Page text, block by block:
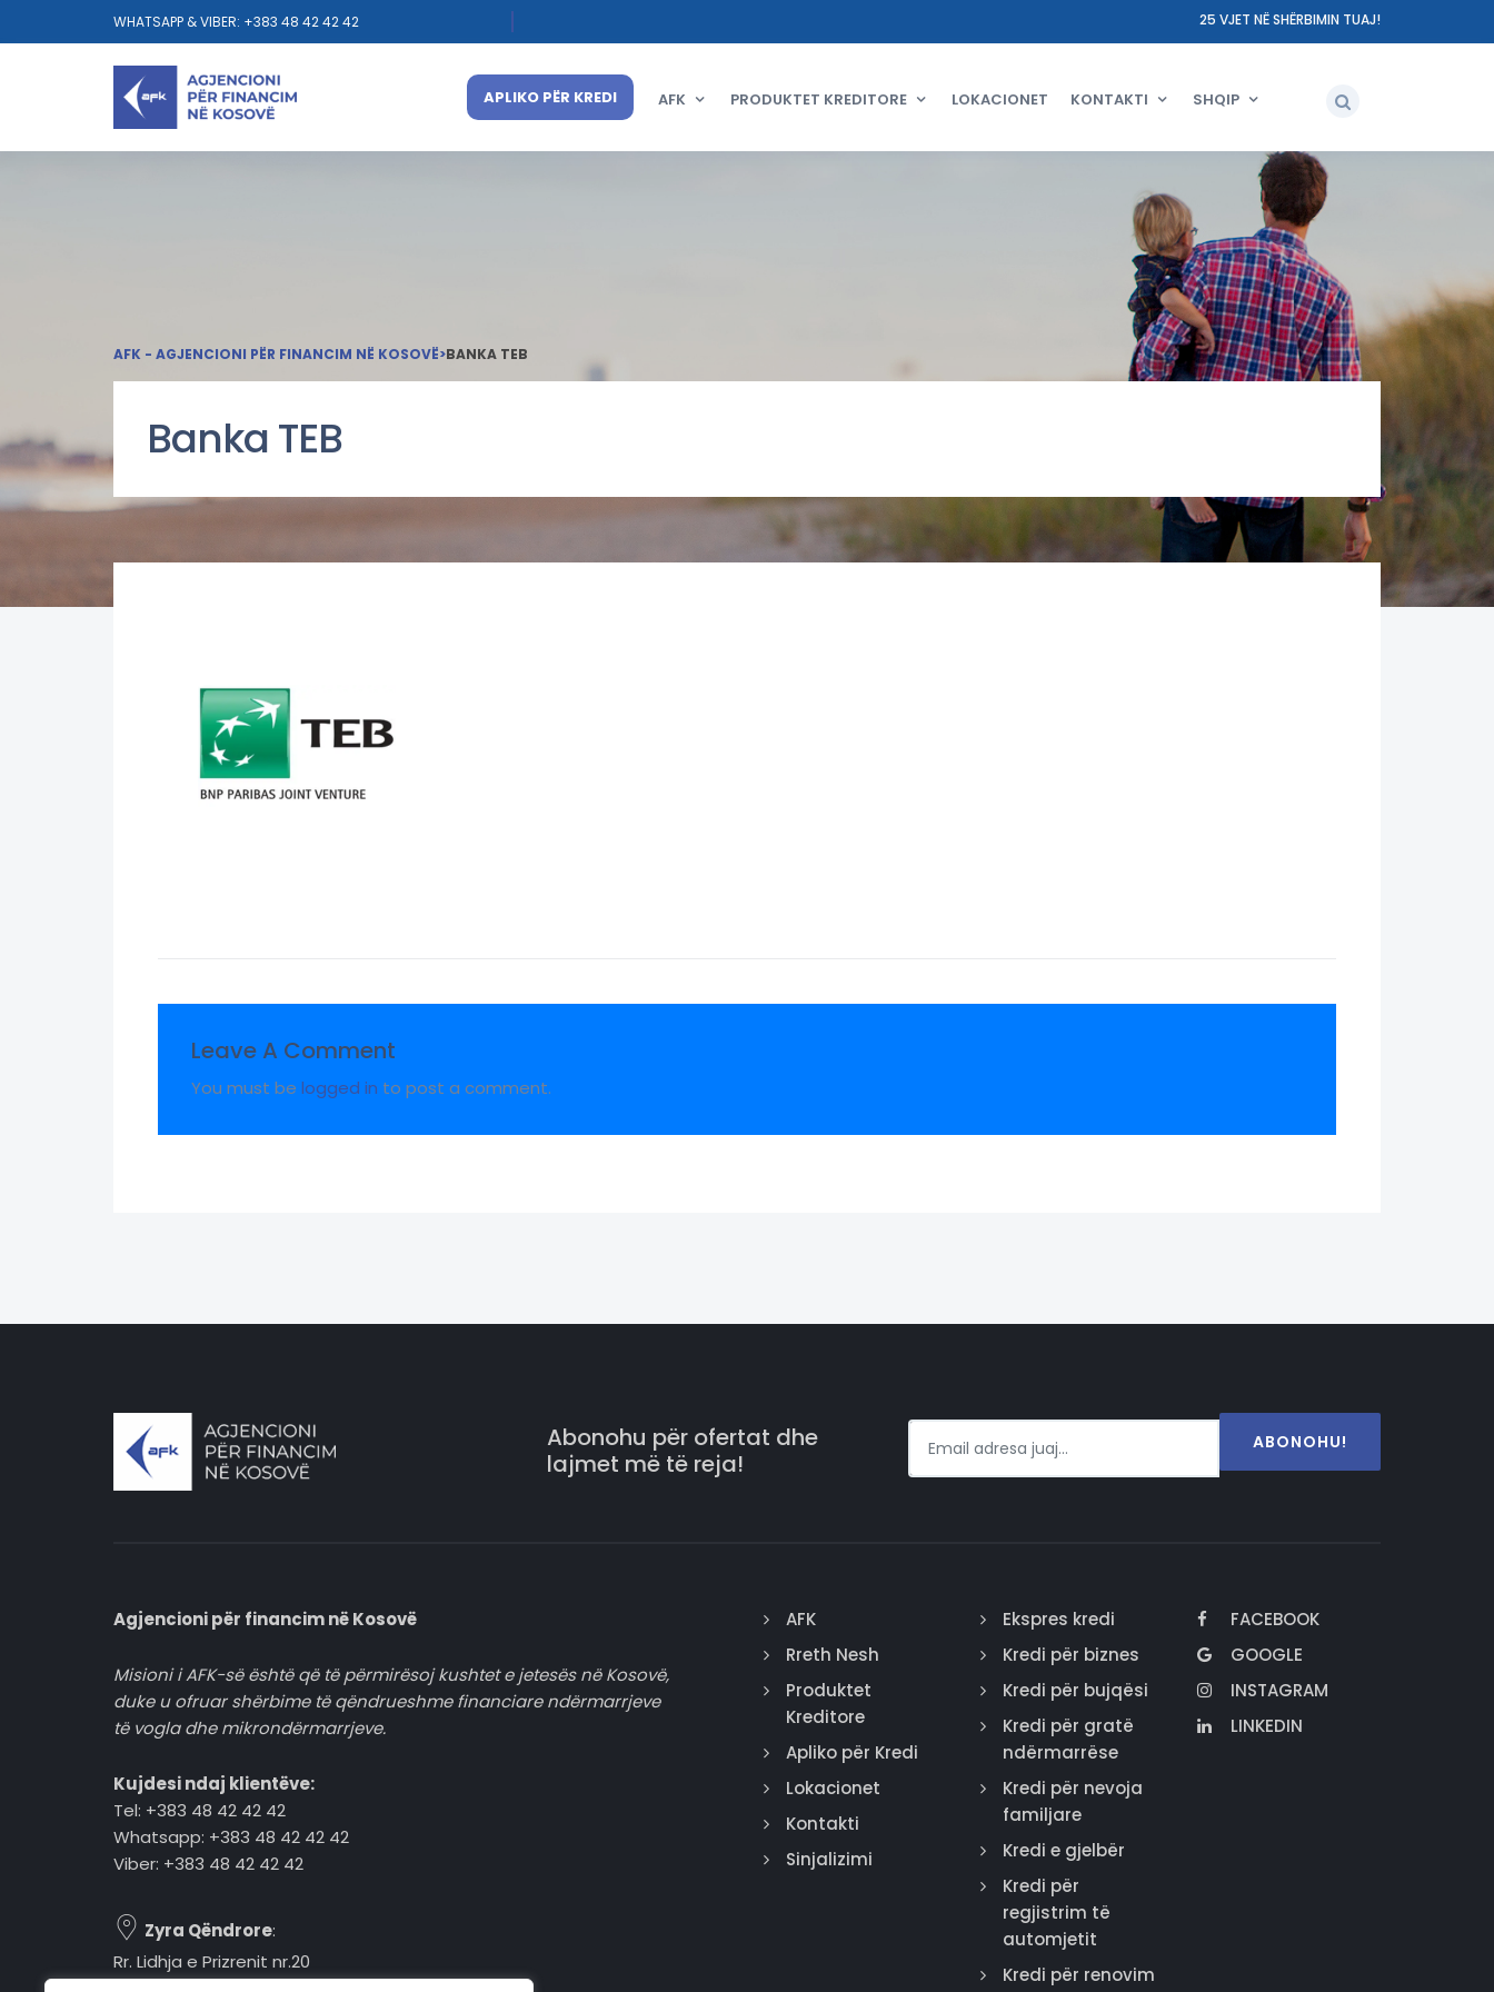
WHATSAPP & VIBER: +383 48 42 42 42 25 VJET NË SHËRBIMIN TUAJ!
APLIKO PËR KREDI AFK PRODUKTET KREDITORE LOKACIONET KONTAKTI SHQIP
AFK - AGJENCIONI PËR FINANCIM NË KOSOVË>BANKA TEB
Banka TEB
Leave A Comment
You must be logged in to post a comment.
Abonohu për ofertat dhe
lajmet më të reja!
ABONOHU!
Agjencioni për financim në Kosovë
Misioni i AFK-së është që të përmirësoj kushtet e jetesës në Kosovë,
duke u ofruar shërbime të qëndrueshme financiare ndërmarrjeve
të vogla dhe mikrondërmarrjeve.
Kujdesi ndaj klientëve:
Tel: +383 48 42 42 42
Whatsapp: +383 48 42 42 42
Viber: +383 48 42 42 42
Zyra Qëndrore:
Rr. Lidhja e Prizrenit nr.20
AFK
Rreth Nesh
Produktet
Kreditore
Apliko për Kredi
Lokacionet
Kontakti
Sinjalizimi
Ekspres kredi
Kredi për biznes
Kredi për bujqësi
Kredi për gratë
ndërmarrëse
Kredi për nevoja
familjare
Kredi e gjelbër
Kredi për
regjistrim të
automjetit
Kredi për renovim
FACEBOOK
GOOGLE
INSTAGRAM
LINKEDIN